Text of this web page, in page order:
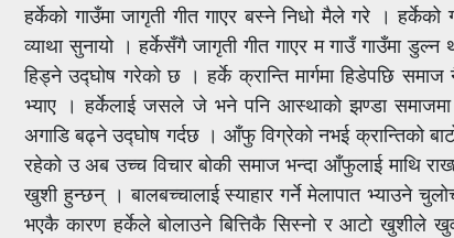
हर्केको गाउँमा जागृती गीत गाएर बस्ने निधो मैले गरे ।
व्याथा सुनायो । हर्केसँगै जागृती गीत गाएर म गाउँ गाउँमा
हिड्ने उद्घोष गरेको छ । हर्के क्रान्ति मार्गमा हिडेपछि
भ्याए । हर्केलाई जसले जे भने पनि आस्थाको झण्डा समाजमा
अगाडि बढ्ने उद्घोष गर्दछ । आँफु विग्रेको नभई क्रान्तिको
रहेको उ अब उच्च विचार बोकी समाज भन्दा आँफुलाई माथि
खुशी हुन्छन् । बालबच्चालाई स्याहार गर्ने मेलापात भ्याउने
भएकै कारण हर्केले बोलाउने बित्तिकै सिस्नो र आटो खुशीले